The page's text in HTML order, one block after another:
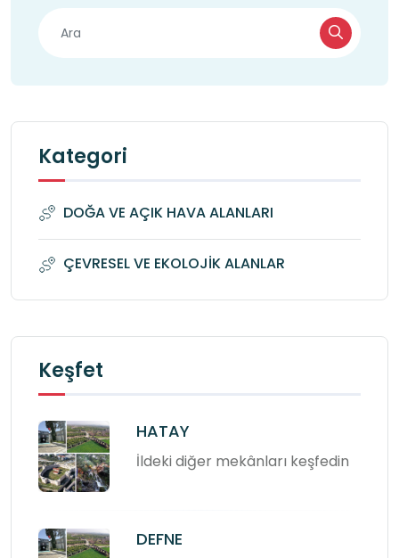
Kategori
DOĞA VE AÇIK HAVA ALANLARI
ÇEVRESEL VE EKOLOJİK ALANLAR
Keşfet
HATAY
İldeki diğer mekânları keşfedin
DEFNE